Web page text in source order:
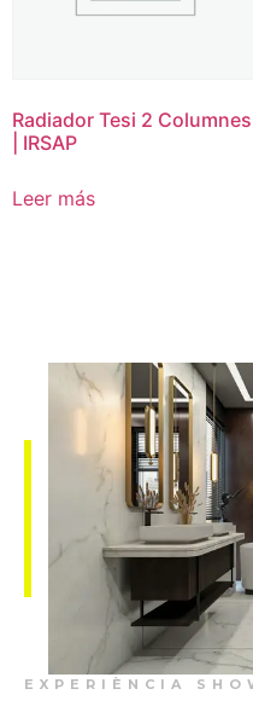
Radiador Tesi 2 Columnes
| IRSAP
Leer más
EXPERIÈNCIA